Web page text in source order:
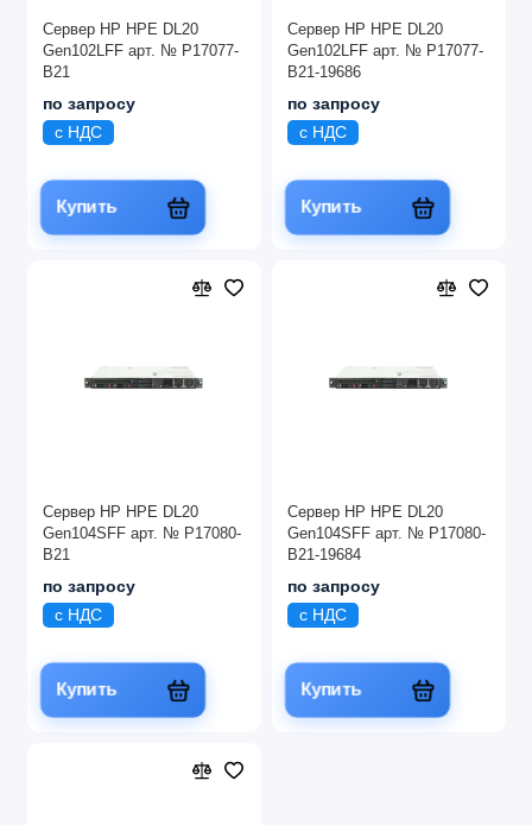
Сервер HP HPE DL20
Gen102LFF арт. № P17077-
B21
по запросу
с НДС
Купить
Сервер HP HPE DL20
Gen102LFF арт. № P17077-
B21-19686
по запросу
с НДС
Купить
Сервер HP HPE DL20
Gen104SFF арт. № P17080-
B21
по запросу
с НДС
Купить
Сервер HP HPE DL20
Gen104SFF арт. № P17080-
B21-19684
по запросу
с НДС
Купить